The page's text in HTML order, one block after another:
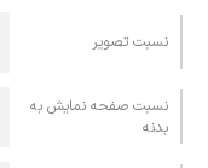
نسبت تصویر
نسبت صفحه‌ نمایش به
بدنه